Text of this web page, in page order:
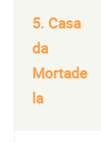
5. Casa
da
Mortade
la